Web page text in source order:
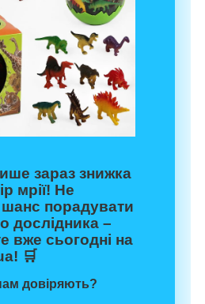
зараз знижка
мрії! Не
шанс порадувати
дослідника –
вже сьогодні на
! 🛒
довіряють?